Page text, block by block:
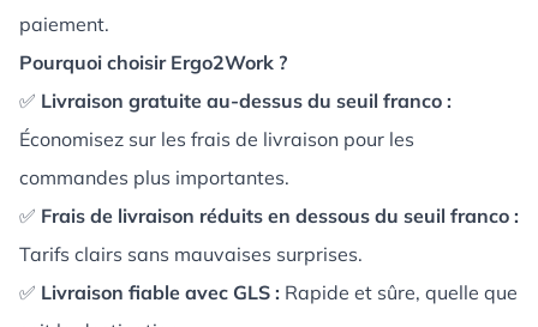
paiement.
Pourquoi choisir Ergo2Work ?
✅ Livraison gratuite au-dessus du seuil franco :
Économisez sur les frais de livraison pour les
commandes plus importantes.
✅ Frais de livraison réduits en dessous du seuil franco :
Tarifs clairs sans mauvaises surprises.
✅ Livraison fiable avec GLS : Rapide et sûre, quelle que